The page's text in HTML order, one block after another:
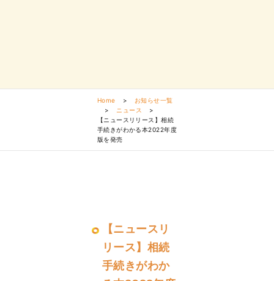
Home >
お知らせ一覧
>
ニュース
>
【ニュースリリース】相続
手続きがわかる本2022年度
版を発売
【ニュースリ
リース】相続
手続きがわか